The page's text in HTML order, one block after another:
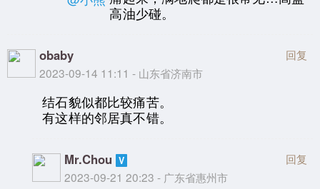
高油少碰。
obaby
2023-09-14 11:11 - 山东省济南市
回复
结石貌似都比较痛苦。
有这样的邻居真不错。
Mr.Chou
2023-09-21 20:23 - 广东省惠州市
回复